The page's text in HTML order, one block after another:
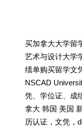
买加拿大大学留
艺术与设计大学
绩单购买留学文
NSCAD
凭、学位证、成
拿大 韩国 美国
历认证，文凭，